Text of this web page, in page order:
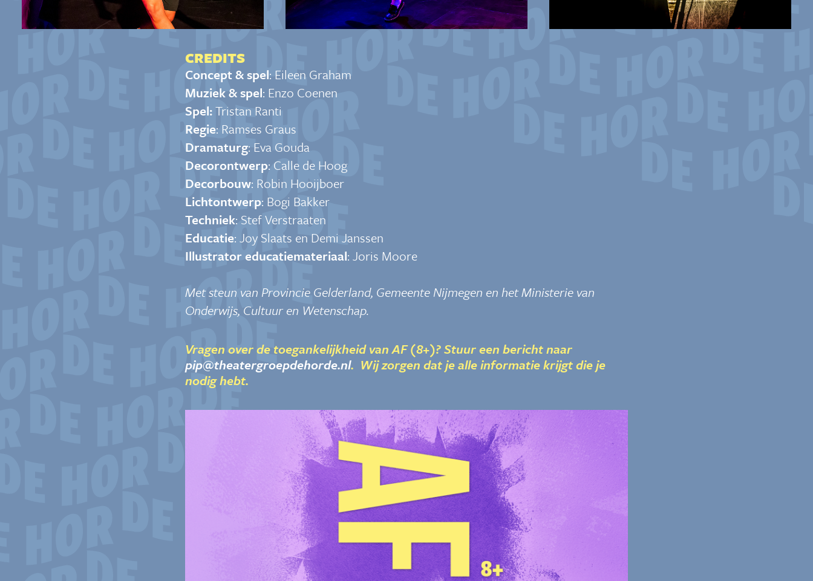
CREDITS
Concept & spel: Eileen Graham
Muziek & spel: Enzo Coenen
Spel:Tristan Ranti
Regie: Ramses Graus
Dramaturg: Eva Gouda
Decorontwerp: Calle de Hoog
Decorbouw: Robin Hooijboer
Lichtontwerp: Bogi Bakker
Techniek: Stef Verstraaten
Educatie: Joy Slaats en Demi Janssen
Illustrator educatiemateriaal: Joris Moore
Met steun van Provincie Gelderland, Gemeente Nijmegen en het Ministerie van
Onderwijs, Cultuur en Wetenschap.
Vragen over de toegankelijkheid van AF (8+)? Stuur een bericht naar
pip@theatergroepdehorde.nl. Wij zorgen dat je alle informatie krijgt die je
nodig hebt.